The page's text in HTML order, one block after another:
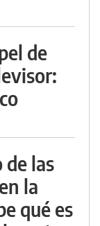
de
las
la
qué es